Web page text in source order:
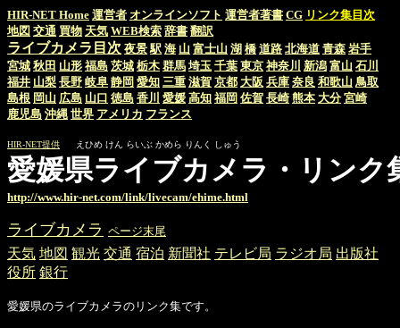
HIR-NET Home 運営者 オンラインソフト 運営者著書 CG リンク集目次
地図 交通 買物 天気 WEB検索 辞書 翻訳
ライブカメラ目次 夜景 駅 海 山 富士山 湖 橋 道路 北海道 青森 岩手
宮城 秋田 山形 福島 茨城 栃木 群馬 埼玉 千葉 東京 神奈川 新潟 富山 石川
福井 山梨 長野 岐阜 静岡 愛知 三重 滋賀 京都 大阪 兵庫 奈良 和歌山 鳥取
島根 岡山 広島 山口 徳島 香川 愛媛 高知 福岡 佐賀 長崎 熊本 大分 宮崎
鹿児島 沖縄 世界 アメリカ フランス
HIR-NET提供 えひめ けん らいぶ かめら りんく しゅう
愛媛県ライブカメラ・リンク
http://www.hir-net.com/link/livecam/ehime.html
ライブカメラ ページ末尾
天気 地図 観光 交通 宿泊 新聞社 テレビ局 ラジオ局 出版社
役所 銀行
愛媛県のライブカメラのリンク集です。